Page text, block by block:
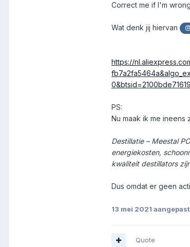
Correct me if I'm
Wat denk jij hiervan
https://
PS:
Nu maak ik me ineens
Destillatie – Meestal
energiekosten,
kwaliteit destillators
Dus omdat er geen
13 mei 2021
Quote